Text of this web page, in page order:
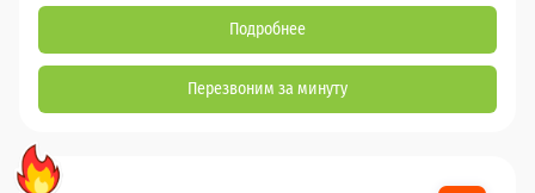
Подробнее
Перезвоним за минуту